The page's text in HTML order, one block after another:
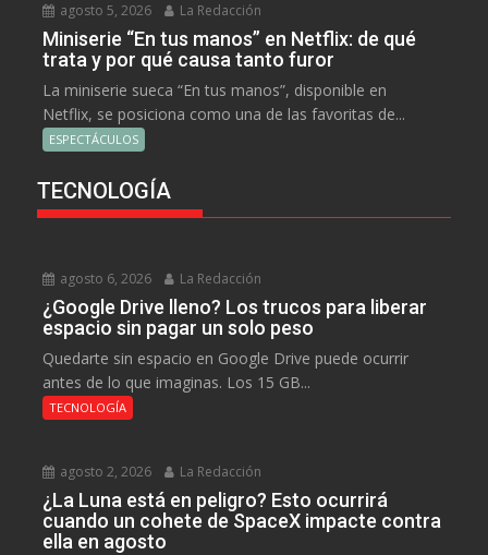
agosto 5, 2026 La Redacción
Miniserie “En tus manos” en Netflix: de qué
trata y por qué causa tanto furor
La miniserie sueca “En tus manos”, disponible en
Netflix, se posiciona como una de las favoritas de...
ESPECTÁCULOS
TECNOLOGÍA
agosto 6, 2026 La Redacción
¿Google Drive lleno? Los trucos para liberar
espacio sin pagar un solo peso
Quedarte sin espacio en Google Drive puede ocurrir
antes de lo que imaginas. Los 15 GB...
TECNOLOGÍA
agosto 2, 2026 La Redacción
¿La Luna está en peligro? Esto ocurrirá
cuando un cohete de SpaceX impacte contra
ella en agosto